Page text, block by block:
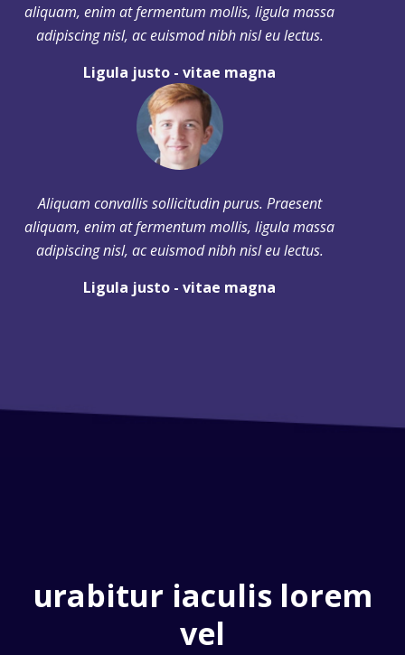
aliquam, enim at fermentum mollis, ligula massa
adipiscing nisl, ac euismod nibh nisl eu lectus.
Ligula justo - vitae magna
Aliquam convallis sollicitudin purus. Praesent
aliquam, enim at fermentum mollis, ligula massa
adipiscing nisl, ac euismod nibh nisl eu lectus.
Ligula justo - vitae magna
urabitur iaculis lorem
vel